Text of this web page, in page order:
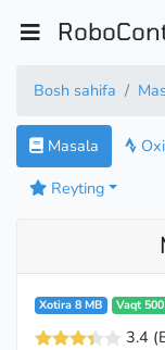
Bosh sahifa
Masala
Reyting
Xotira 8 MB Vaqt
3.4